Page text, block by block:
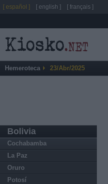
Hemeroteca 23/Abr/2025
Bolivia
Cochabamba
La Paz
Oruro
Potosí
[ español ] [ english ] [ français ]